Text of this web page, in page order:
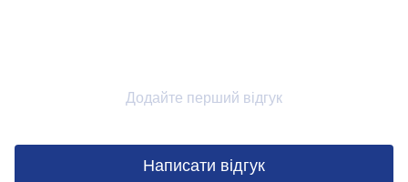
Додайте перший відгук
Написати відгук